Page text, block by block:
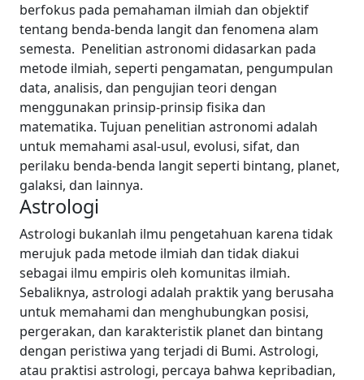
berfokus pada pemahaman ilmiah dan objektif
tentang benda-benda langit dan fenomena alam
semesta. Penelitian astronomi didasarkan pada
metode ilmiah, seperti pengamatan, pengumpulan
data, analisis, dan pengujian teori dengan
menggunakan prinsip-prinsip fisika dan
matematika. Tujuan penelitian astronomi adalah
untuk memahami asal-usul, evolusi, sifat, dan
perilaku benda-benda langit seperti bintang, planet,
galaksi, dan lainnya.
Astrologi
Astrologi bukanlah ilmu pengetahuan karena tidak
merujuk pada metode ilmiah dan tidak diakui
sebagai ilmu empiris oleh komunitas ilmiah.
Sebaliknya, astrologi adalah praktik yang berusaha
untuk memahami dan menghubungkan posisi,
pergerakan, dan karakteristik planet dan bintang
dengan peristiwa yang terjadi di Bumi. Astrologi,
atau praktisi astrologi, percaya bahwa kepribadian,